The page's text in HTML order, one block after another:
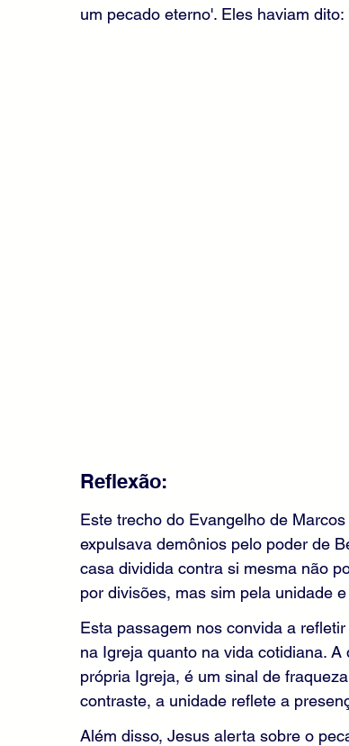
um pecado eterno'. Eles haviam
Reflexão:
Este trecho do Evangelho de
expulsava demônios pelo poder de
casa dividida contra si mesma não
por divisões, mas sim pela unidade
Esta passagem nos convida a
na Igreja quanto na vida cotidiana.
própria Igreja, é um sinal de
contraste, a unidade reflete a
Além disso, Jesus alerta sobre o